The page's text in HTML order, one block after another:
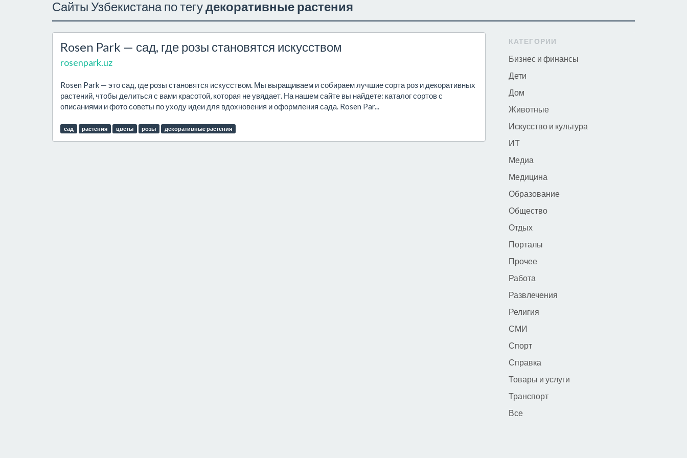
Сайты Узбекистана по тегудекоративные растения
Rosen Park — сад, где розы становятся искусством
rosenpark.uz
Rosen Park — это сад, где розы становятся искусством. Мы выращиваем и собираем лучшие сорта роз и декоративных
растений, чтобы делиться с вами красотой, которая не увядает. На нашем сайте вы найдете: каталог сортов с
описаниями и фото советы по уходу идеи для вдохновения и оформления сада. Rosen Par...
сад растения цветы розы декоративные растения
КАТЕГОРИИ
Бизнес и финансы
Дети
Дом
Животные
Искусство и культура
ИТ
Медиа
Медицина
Образование
Общество
Отдых
Порталы
Прочее
Работа
Развлечения
Религия
СМИ
Спорт
Справка
Товары и услуги
Транспорт
Все